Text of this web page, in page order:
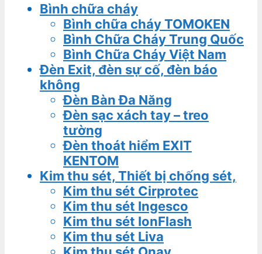
Bình chữa cháy
Bình chữa cháy TOMOKEN
Bình Chữa Cháy Trung Quốc
Bình Chữa Cháy Việt Nam
Đèn Exit, đèn sự cố, đèn báo
không
Đèn Bàn Đa Năng
Đèn sạc xách tay – treo
tường
Đèn thoát hiểm EXIT
KENTOM
Kim thu sét, Thiết bị chống sét,
Kim thu sét Cirprotec
Kim thu sét Ingesco
Kim thu sét IonFlash
Kim thu sét Liva